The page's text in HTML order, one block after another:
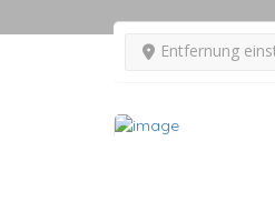
Entfernung